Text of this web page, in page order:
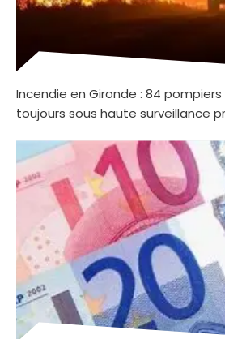
Incendie en Gironde : 84
toujours sous haute surveillance